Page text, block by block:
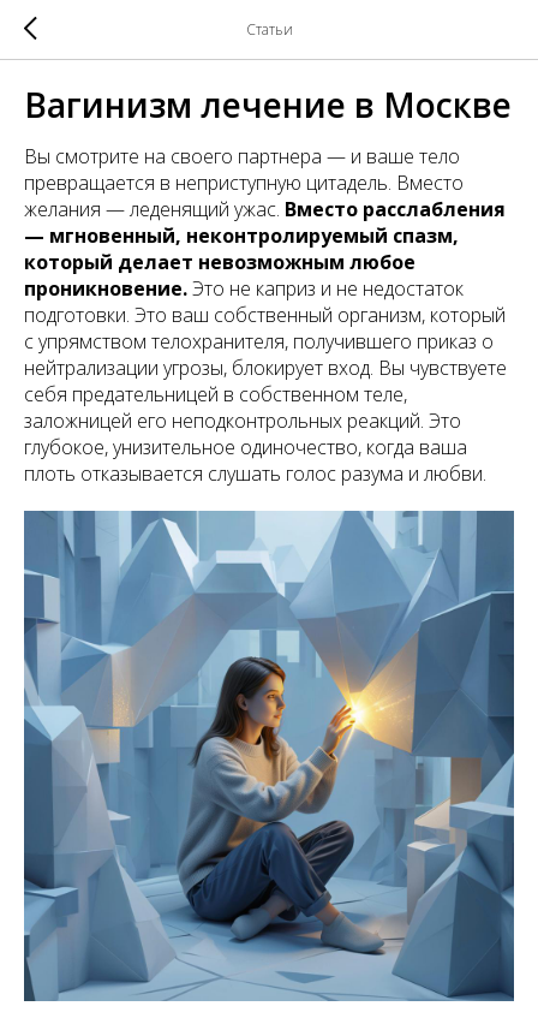
Статьи
Вагинизм лечение в Москве
Вы смотрите на своего партнера — и ваше тело
превращается в неприступную цитадель. Вместо
желания — леденящий ужас. Вместо расслабления
— мгновенный, неконтролируемый спазм,
который делает невозможным любое
проникновение.Это не каприз и не недостаток
подготовки. Это ваш собственный организм, который
с упрямством телохранителя, получившего приказ о
нейтрализации угрозы, блокирует вход. Вы чувствуете
себя предательницей в собственном теле,
заложницей его неподконтрольных реакций. Это
глубокое, унизительное одиночество, когда ваша
плоть отказывается слушать голос разума и любви.